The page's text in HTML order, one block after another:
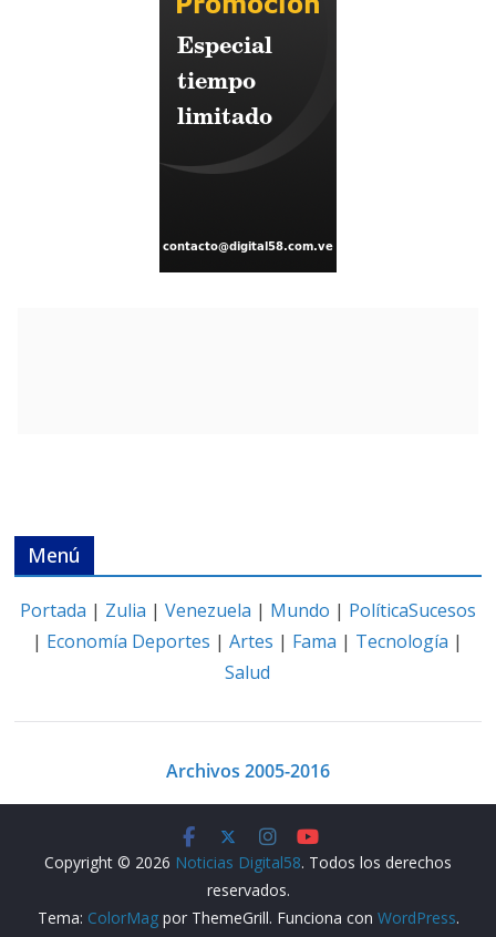
Menú
Portada | Zulia | Venezuela | Mundo | PolíticaSucesos
| Economía Deportes |Artes | Fama | Tecnología |
Salud
Archivos 2005-2016
Copyright © 2026 Noticias Digital58. Todos los derechos
reservados.
Tema: ColorMagpor ThemeGrill. Funciona con WordPress.